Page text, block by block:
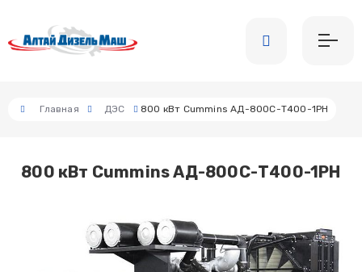
Главная ДЭС 800 кВт Cummins АД-800С-Т400-1РН
800 кВт Cummins АД-800С-Т400-1РН